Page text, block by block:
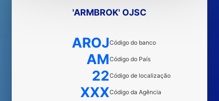
'ARMBROK' OJSC
AROJCódigo do banco
AMCódigo do País
22Código de localização
XXXCódigo da Agência